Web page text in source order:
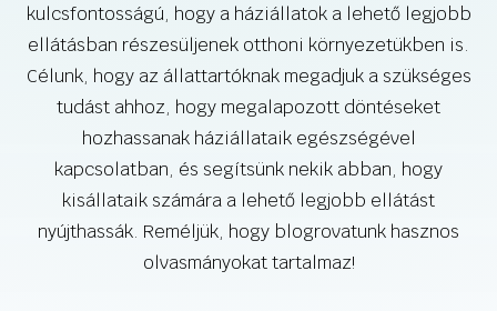
kulcsfontosságú, hogy a háziállatok a lehető legjobb
ellátásban részesüljenek otthoni környezetükben is.
Célunk, hogy az állattartóknak megadjuk a szükséges
tudást ahhoz, hogy megalapozott döntéseket
hozhassanak háziállataik egészségével
kapcsolatban, és segítsünk nekik abban, hogy
kisállataik számára a lehető legjobb ellátást
nyújthassák. Reméljük, hogy blogrovatunk hasznos
olvasmányokat tartalmaz!